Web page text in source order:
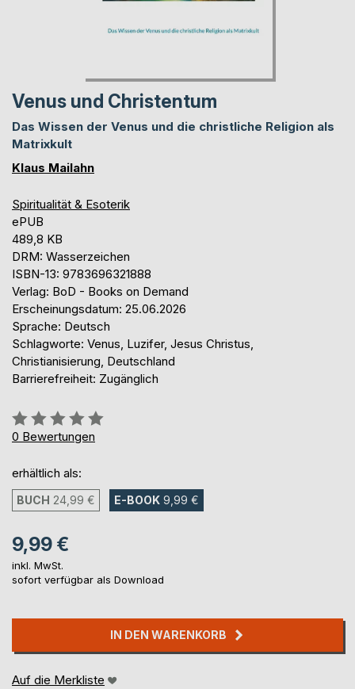
Venus und Christentum
Das Wissen der Venus und die christliche Religion als
Matrixkult
Klaus Mailahn
Spiritualität & Esoterik
ePUB
489,8 KB
DRM: Wasserzeichen
ISBN-13: 9783696321888
Verlag: BoD - Books on Demand
Erscheinungsdatum: 25.06.2026
Sprache: Deutsch
Schlagworte: Venus, Luzifer, Jesus Christus,
Christianisierung, Deutschland
Barrierefreiheit: Zugänglich
Bewertung::
0%
0 Bewertungen
erhältlich als:
BUCH 24,99 € E-BOOK 9,99 €
9,99 €
inkl. MwSt.
sofort verfügbar als Download
IN DEN WARENKORB
Auf die Merkliste